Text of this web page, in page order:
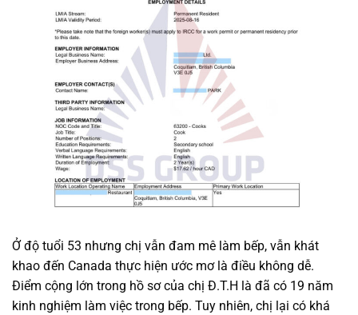
Ở độ tuổi 53 nhưng chị vẫn đam mê làm bếp, vẫn khát
khao đến Canada thực hiện ước mơ là điều không dễ.
Điểm cộng lớn trong hồ sơ của chị Đ.T.H là đã có 19 năm
kinh nghiệm làm việc trong bếp. Tuy nhiên, chị lại có khá